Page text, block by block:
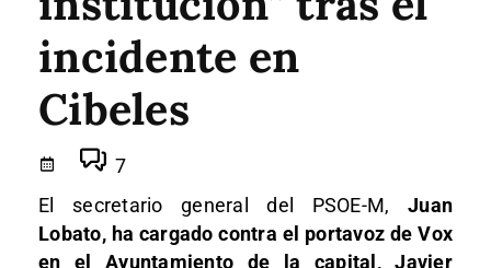
incidente en
Cibeles
7
El secretario general del PSOE-M, Juan
Lobato, ha cargado contra el portavoz de Vox
en el Ayuntamiento de la capital, Javier